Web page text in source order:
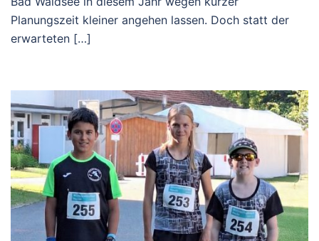
Planungszeit kleiner angehen lassen. Doch statt der
erwarteten […]